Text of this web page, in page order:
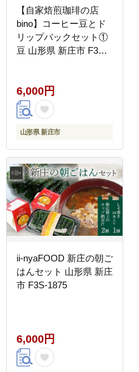
【自家焙煎珈琲の店
bino】コーヒー豆とド
リップバックセット①
豆 山形県 新庄市 F3S-
6,000円
山形県 新庄市
ii-nyaFOOD 新庄の朝ご
はんセット 山形県 新庄
市 F3S-1875
6,000円